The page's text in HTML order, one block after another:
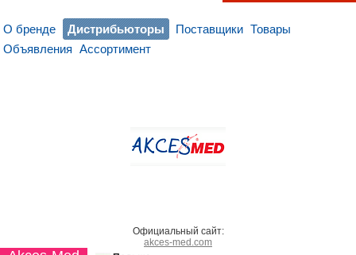
О бренде Дистрибьюторы Поставщики Товары
Объявления Ассортимент
Официальный сайт:
akces-med.com